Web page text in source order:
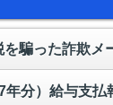
騙った詐欺メ
年分）給与支払